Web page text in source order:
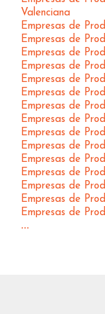
Valenciana
Empresas de
Empresas de
Empresas de
Empresas de
Empresas de
Empresas de
Empresas de
Empresas de
Empresas de
Empresas de
Empresas de
Empresas de
Empresas de
Empresas de
Empresas de
...